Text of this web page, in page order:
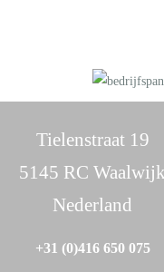
Tielenstraat 19
5145 RC Waalwijk
Nederland
+31 (0)416 650 075